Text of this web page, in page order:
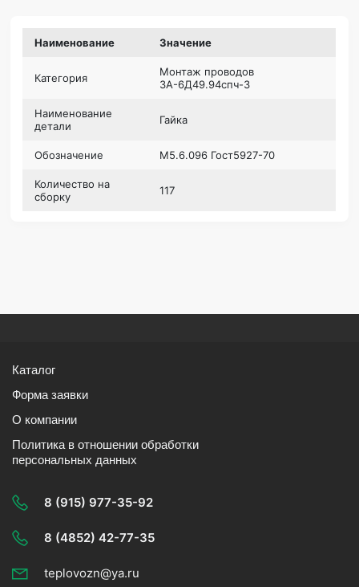
Наименование Значение
Категория
Монтаж проводов
3А-6Д49.94спч-3
Наименование
детали
Гайка
Обозначение М5.6.096 Гост5927-70
Количество на
сборку
117
Каталог
Форма заявки
О компании
Политика в отношении обработки
персональных данных
8 (915) 977-35-92
8 (4852) 42-77-35
teplovozn@ya.ru